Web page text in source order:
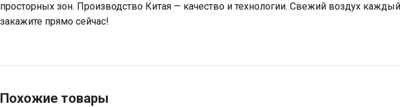
просторных зон. Производство Китая — качество и технологии. Свежий воздух
закажите прямо сейчас!
Похожие товары